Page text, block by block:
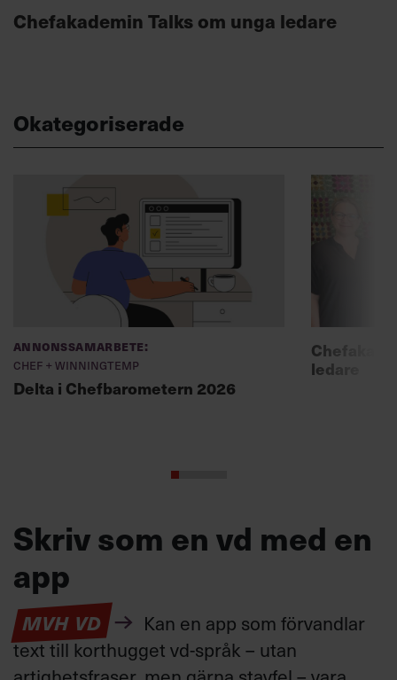
Chefakademin Talks om unga ledare
Okategoriserade
Annonssamarbete:
Chef + Winningtemp
Delta i Chefbarometern 2026
ledare
Skriv som en vd med en
app
MVH VD
Kan en app som förvandlar
text till korthugget vd-språk – utan